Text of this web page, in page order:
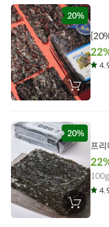
에
담
기
20%
장
바
에
담
기
20%
장
바
프